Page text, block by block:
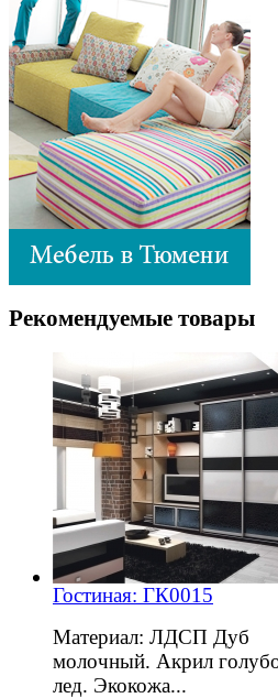
Рекомендуемые товары
Гостиная: ГК0015
Материал: ЛДСП Дуб
молочный. Акрил
лед. Экокожа...